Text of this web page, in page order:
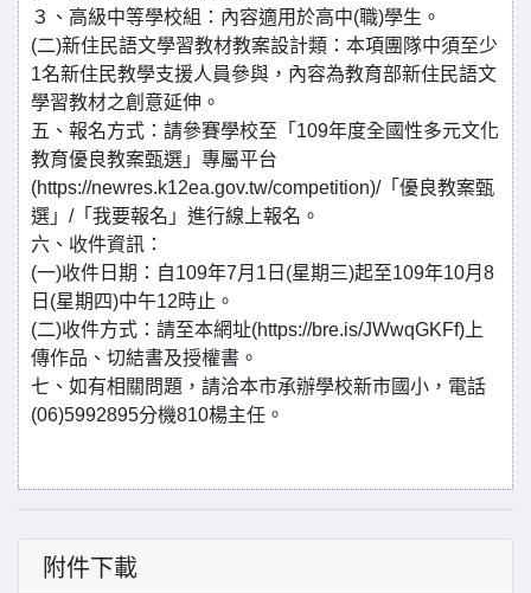
３、高級中等學校組：內容適用於高中(職)學生。
(二)新住民語文學習教材教案設計類：本項團隊中須至少
1名新住民教學支援人員參與，內容為教育部新住民語文
學習教材之創意延伸。
五、報名方式：請參賽學校至「109年度全國性多元文化
教育優良教案甄選」專屬平台
(https://newres.k12ea.gov.tw/competition)/「優良教案甄
選」/「我要報名」進行線上報名。
六、收件資訊：
(一)收件日期：自109年7月1日(星期三)起至109年10月8
日(星期四)中午12時止。
(二)收件方式：請至本網址(https://bre.is/JWwqGKFf)上
傳作品、切結書及授權書。
七、如有相關問題，請洽本市承辦學校新市國小，電話
(06)5992895分機810楊主任。
附件下載